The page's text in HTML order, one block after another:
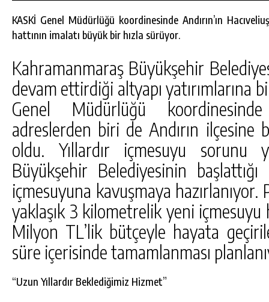
KASKİ Genel Müdürlüğü koordinesinde Andırın’ın
hattının imalatı büyük bir hızla sürüyor.
Kahramanmaraş Büyükşehir
devam ettirdiği altyapı yatırımlarına
Genel Müdürlüğü
adreslerden biri de Andırın ilçesine
oldu. Yıllardır içmesuyu sorunu
Büyükşehir Belediyesinin
içmesuyuna kavuşmaya
yaklaşık 3 kilometrelik yeni içmesuyu
Milyon TL’lik bütçeyle hayata
süre içerisinde tamamlanması
“Uzun Yıllardır Beklediğimiz Hizmet”